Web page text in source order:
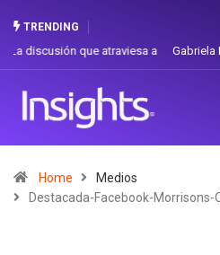
TRENDING
Gabriela Herrera y el arte de
Home
Medios
Destacada-Facebook-Morrisons-